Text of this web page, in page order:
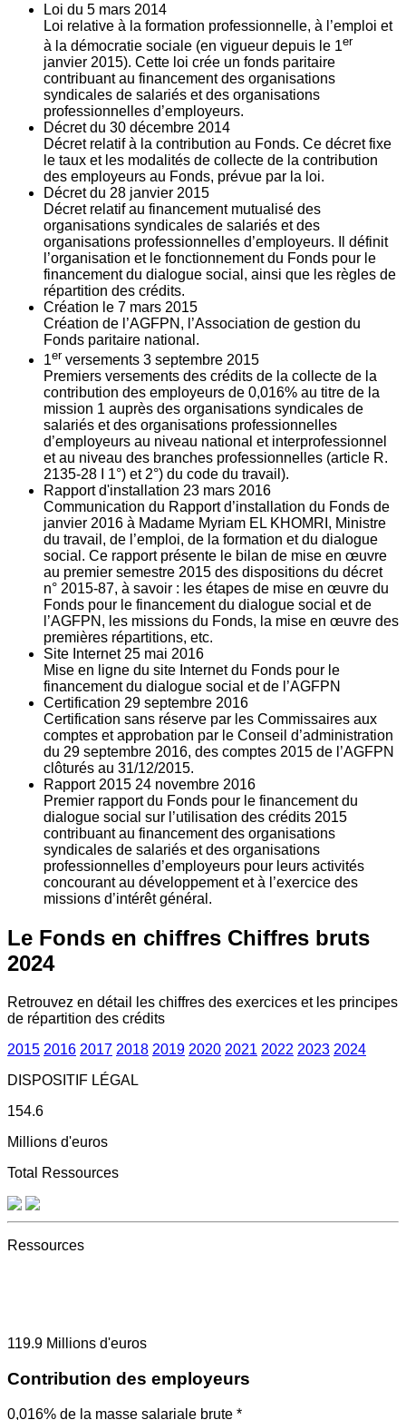
Loi du 5 mars 2014
Loi relative à la formation professionnelle, à l’emploi et
à la démocratie sociale (en vigueur depuis le 1er
janvier 2015). Cette loi crée un fonds paritaire
contribuant au financement des organisations
syndicales de salariés et des organisations
professionnelles d’employeurs.
Décret du 30 décembre 2014
Décret relatif à la contribution au Fonds. Ce décret fixe
le taux et les modalités de collecte de la contribution
des employeurs au Fonds, prévue par la loi.
Décret du 28 janvier 2015
Décret relatif au financement mutualisé des
organisations syndicales de salariés et des
organisations professionnelles d’employeurs. Il définit
l’organisation et le fonctionnement du Fonds pour le
financement du dialogue social, ainsi que les règles de
répartition des crédits.
Création le 7 mars 2015
Création de l’AGFPN, l’Association de gestion du
Fonds paritaire national.
1er versements 3 septembre 2015
Premiers versements des crédits de la collecte de la
contribution des employeurs de 0,016% au titre de la
mission 1 auprès des organisations syndicales de
salariés et des organisations professionnelles
d’employeurs au niveau national et interprofessionnel
et au niveau des branches professionnelles (article R.
2135‐28 I 1°) et 2°) du code du travail).
Rapport d'installation 23 mars 2016
Communication du Rapport d’installation du Fonds de
janvier 2016 à Madame Myriam EL KHOMRI, Ministre
du travail, de l’emploi, de la formation et du dialogue
social. Ce rapport présente le bilan de mise en œuvre
au premier semestre 2015 des dispositions du décret
n° 2015-87, à savoir : les étapes de mise en œuvre du
Fonds pour le financement du dialogue social et de
l’AGFPN, les missions du Fonds, la mise en œuvre des
premières répartitions, etc.
Site Internet 25 mai 2016
Mise en ligne du site Internet du Fonds pour le
financement du dialogue social et de l’AGFPN
Certification 29 septembre 2016
Certification sans réserve par les Commissaires aux
comptes et approbation par le Conseil d’administration
du 29 septembre 2016, des comptes 2015 de l’AGFPN
clôturés au 31/12/2015.
Rapport 2015 24 novembre 2016
Premier rapport du Fonds pour le financement du
dialogue social sur l’utilisation des crédits 2015
contribuant au financement des organisations
syndicales de salariés et des organisations
professionnelles d’employeurs pour leurs activités
concourant au développement et à l’exercice des
missions d’intérêt général.
Le Fonds en chiffres Chiffres bruts
2024
Retrouvez en détail les chiffres des exercices et les principes
de répartition des crédits
2015 2016 2017 2018 2019 2020 2021 2022 2023 2024
DISPOSITIF LÉGAL
154.6
Millions d'euros
Total Ressources
Ressources
119.9 Millions d'euros
Contribution des employeurs
0,016% de la masse salariale brute *